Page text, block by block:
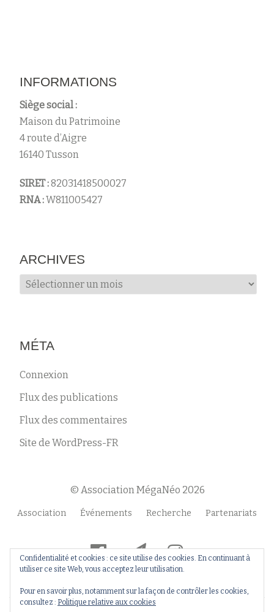
INFORMATIONS
Siège social :
Maison du Patrimoine
4 route d’Aigre
16140 Tusson
SIRET :82031418500027
RNA :W811005427
ARCHIVES
Archives
MÉTA
Connexion
Flux des publications
Flux des commentaires
Site de WordPress-FR
© Association MégaNéo 2026
Menu
Association Événements Recherche Partenariats
fa-
facebook-
fa-
paper-
fa-
instagram
Confidentialité et cookies : ce site utilise des cookies. En continuant à
utiliser ce site Web, vous acceptez leur utilisation.
Pour en savoir plus, notamment sur la façon de contrôler les cookies,
consultez : Politique relative aux cookies